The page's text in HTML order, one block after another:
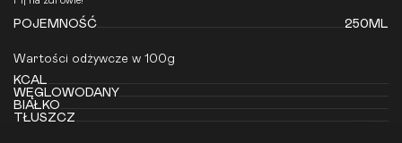
POJEMNOŚĆ 250ML
Wartości odżywcze w 100g
KCAL
WĘGLOWODANY
BIAŁKO
TŁUSZCZ